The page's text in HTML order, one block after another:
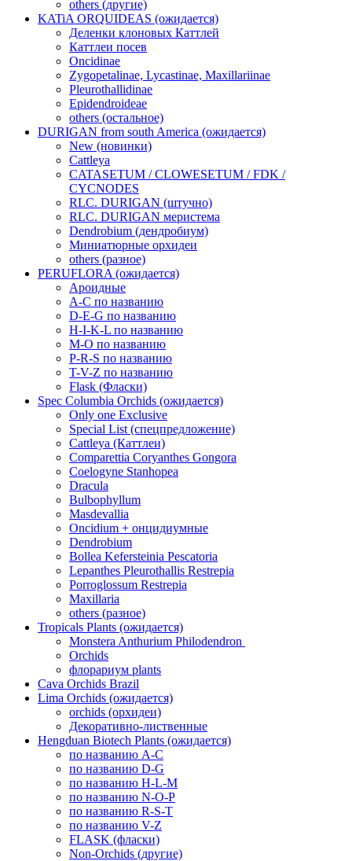
others (другие)
KATiA ORQUIDEAS (ожидается)
Деленки клоновых Каттлей
Каттлеи посев
Oncidinae
Zygopetalinae, Lycastinae, Maxillariinae
Pleurothallidinae
Epidendroideae
others (остальное)
DURIGAN from south America (ожидается)
New (новинки)
Cattleya
CATASETUM / CLOWESETUM / FDK /
CYCNODES
RLC. DURIGAN (штучно)
RLC. DURIGAN меристема
Dendrobium (дендробиум)
Миниатюрные орхидеи
others (разное)
PERUFLORA (ожидается)
Ароидные
A-C по названию
D-E-G по названию
H-I-K-L по названию
M-O по названию
P-R-S по названию
T-V-Z по названию
Flask (Фласки)
Spec Columbia Orchids (ожидается)
Only one Exclusive
Special List (спецпредложение)
Cattleya (Каттлеи)
Comparettia Coryanthes Gongora
Coelogyne Stanhopea
Dracula
Bulbophyllum
Masdevallia
Oncidium + онцидиумные
Dendrobium
Bollea Kefersteinia Pescatoria
Lepanthes Pleurothallis Restrepia
Porroglossum Restrepia
Maxillaria
others (разное)
Tropicals Plants (ожидается)
​​​​​​​Monstera Anthurium Philodendron
Orchids
флорариум plants
Cava Orchids Brazil
Lima Orchids (ожидается)
orchids (орхидеи)
Декоративно-лиственные
Hengduan Biotech Plants (ожидается)
по названию A-C
по названию D-G
по названию H-L-M
по названию N-O-P
по названию R-S-T
по названию V-Z
FLASK (фласки)
Non-Orchids (другие)